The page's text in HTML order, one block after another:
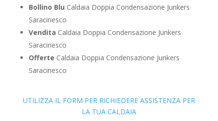
Bollino Blu Caldaia Doppia Condensazione Junkers
Saracinesco
Vendita Caldaia Doppia Condensazione Junkers
Saracinesco
Offerte Caldaia Doppia Condensazione Junkers
Saracinesco
UTILIZZA IL FORM PER RICHIEDERE ASSISTENZA PER
LA TUA CALDAIA